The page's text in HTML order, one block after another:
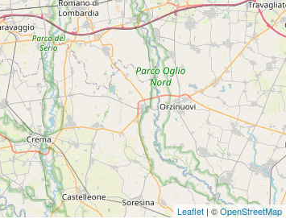
Leaflet | ©OpenStreetMap